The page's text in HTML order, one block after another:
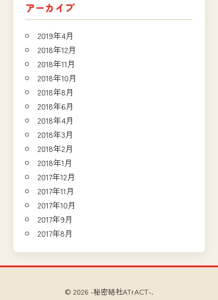
アーカイブ
2019年4月
2018年12月
2018年11月
2018年10月
2018年8月
2018年6月
2018年4月
2018年3月
2018年2月
2018年1月
2017年12月
2017年11月
2017年10月
2017年9月
2017年8月
© 2026 -秘密結社ATrACT-.